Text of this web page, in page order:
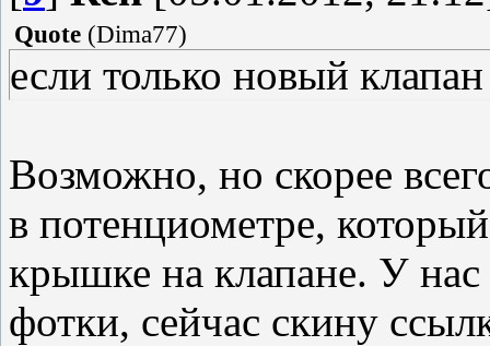
Quote (Dima77)
если только новый
Возможно, но скорее
в потенциометре,
крышке на клапане. У нас
фотки, сейчас скину